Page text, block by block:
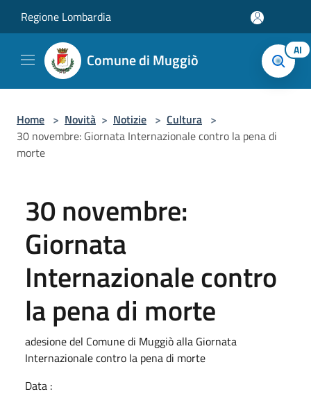
Regione Lombardia
Comune di Muggiò AI
Home > Novità > Notizie > Cultura >
30 novembre: Giornata Internazionale contro la pena di
morte
30 novembre:
Giornata
Internazionale contro
la pena di morte
adesione del Comune di Muggiò alla Giornata
Internazionale contro la pena di morte
Data :